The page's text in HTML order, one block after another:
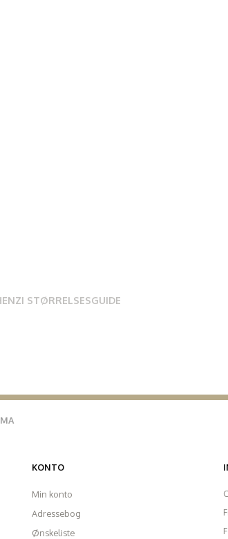
STØRRELSESGUIDE
KONTO
Min konto
Adressebog
Ønskeliste